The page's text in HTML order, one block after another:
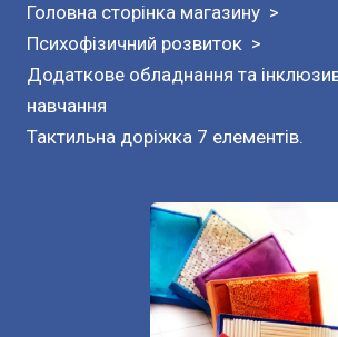
Головна сторінка магазину
Психофізичний розвиток
Додаткове обладнання та
навчання
Тактильна доріжка 7 елементів.